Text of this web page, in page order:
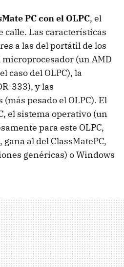
PC con el OLPC, el
calle. Las características
a las del portátil de los
microprocesador (un AMD
caso del OLPC), la
333), y las
pesado el OLPC). El
el sistema operativo (un
para este OLPC,
gana al del ClassMatePC,
genéricas) o Windows